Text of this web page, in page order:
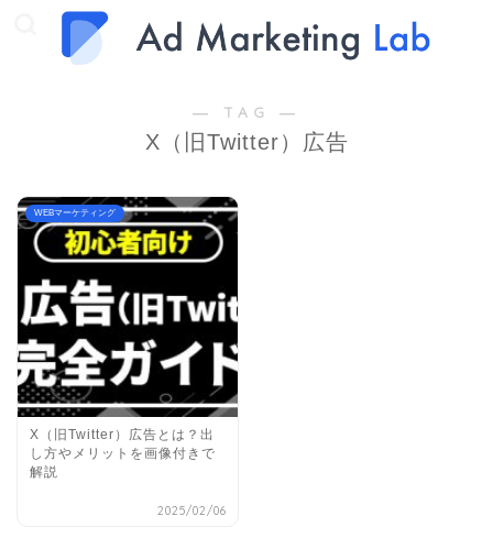
― TAG ―
X（旧Twitter）広告
WEBマーケティング
X（旧Twitter）広告とは？出
し方やメリットを画像付きで
解説
2025/02/06